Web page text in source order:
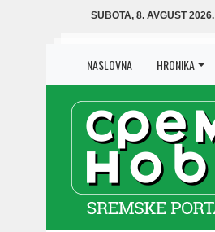
SUBOTA, 8. AVGUST 2026.
NASLOVNA HRONIKA